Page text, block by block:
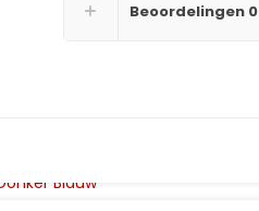
Beoordelingen 0